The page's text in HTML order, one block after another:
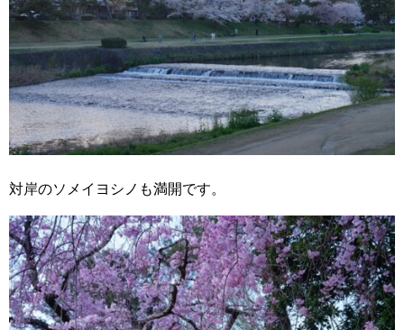
対岸のソメイヨシノも満開です。